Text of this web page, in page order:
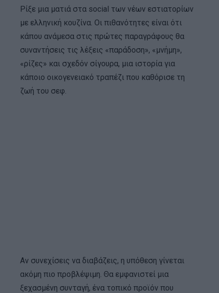
Ρίξε μια ματιά στα social των νέων εστιατορίων
με ελληνική κουζίνα. Οι πιθανότητες είναι ότι
κάπου ανάμεσα στις πρώτες παραγράφους θα
συναντήσεις τις λέξεις «παράδοση», «μνήμη»,
«ρίζες» και σχεδόν σίγουρα, μια ιστορία για
κάποιο οικογενειακό τραπέζι που καθόρισε τη
ζωή του σεφ.
Αν συνεχίσεις να διαβάζεις, η υπόθεση γίνεται
ακόμη πιο προβλέψιμη. Θα εμφανιστεί μια
ξεχασμένη συνταγή, ένα τοπικό προϊόν που